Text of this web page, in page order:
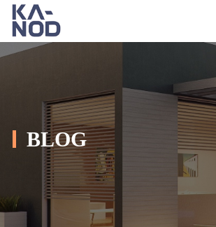
BLOG